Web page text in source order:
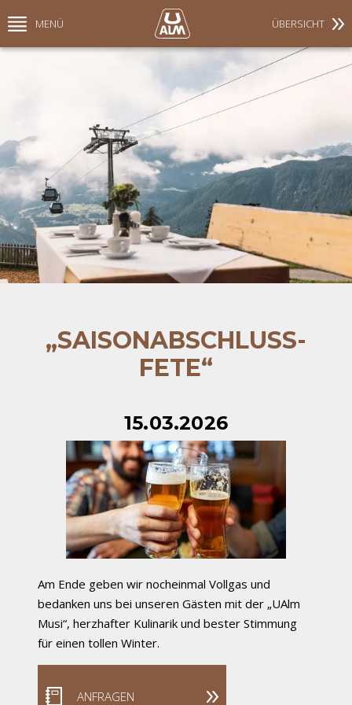
MENÜ ÜBERSICHT
„SAISONABSCHLUSS-
FETE“
15.03.2026
Am Ende geben wir nocheinmal Vollgas und
bedanken uns bei unseren Gästen mit der „UAlm
Musi“, herzhafter Kulinarik und bester Stimmung
für einen tollen Winter.
ANFRAGEN